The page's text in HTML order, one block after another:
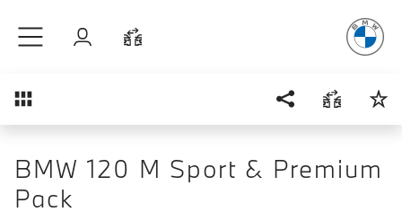
Σύνδεση
Επισκόπηση
BMW 120 M Sport & Premium
Pack